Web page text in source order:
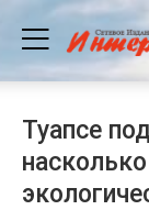
Туапсе